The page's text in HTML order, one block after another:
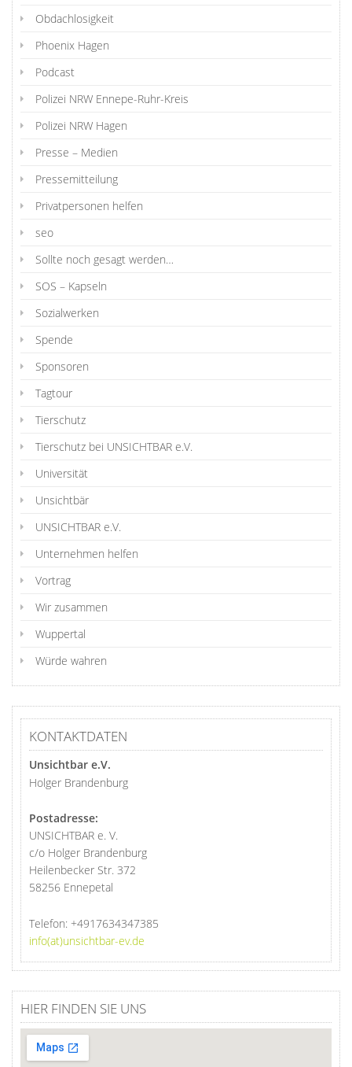
Obdachlosigkeit
Phoenix Hagen
Podcast
Polizei NRW Ennepe-Ruhr-Kreis
Polizei NRW Hagen
Presse – Medien
Pressemitteilung
Privatpersonen helfen
seo
Sollte noch gesagt werden…
SOS – Kapseln
Sozialwerken
Spende
Sponsoren
Tagtour
Tierschutz
Tierschutz bei UNSICHTBAR e.V.
Universität
Unsichtbär
UNSICHTBAR e.V.
Unternehmen helfen
Vortrag
Wir zusammen
Wuppertal
Würde wahren
KONTAKTDATEN
Unsichtbar e.V.
Holger Brandenburg
Postadresse:
UNSICHTBAR e. V.
c/o Holger Brandenburg
Heilenbecker Str. 372
58256 Ennepetal
Telefon: +4917634347385
info(at)unsichtbar-ev.de
HIER FINDEN SIE UNS